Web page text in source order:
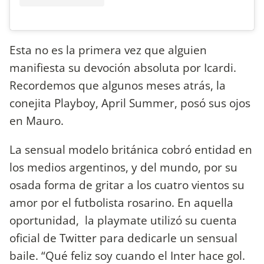
Esta no es la primera vez que alguien
manifiesta su devoción absoluta por Icardi.
Recordemos que algunos meses atrás, la
conejita Playboy, April Summer, posó sus ojos
en Mauro.
La sensual modelo británica cobró entidad en
los medios argentinos, y del mundo, por su
osada forma de gritar a los cuatro vientos su
amor por el futbolista rosarino. En aquella
oportunidad, la playmate utilizó su cuenta
oficial de Twitter para dedicarle un sensual
baile. “Qué feliz soy cuando el Inter hace gol.